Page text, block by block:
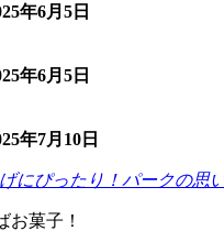
年6月5日
年6月5日
年7月10日
にぴったり！パークの思
お菓子！